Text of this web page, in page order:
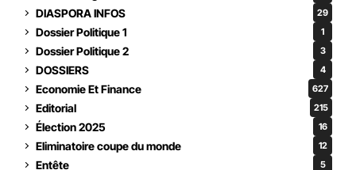
DIASPORA INFOS
29
Dossier Politique 1 1
Dossier Politique 2 3
DOSSIERS 4
Economie Et Finance 627
Editorial 215
Élection 2025 16
Eliminatoire coupe du monde 12
Entête 5